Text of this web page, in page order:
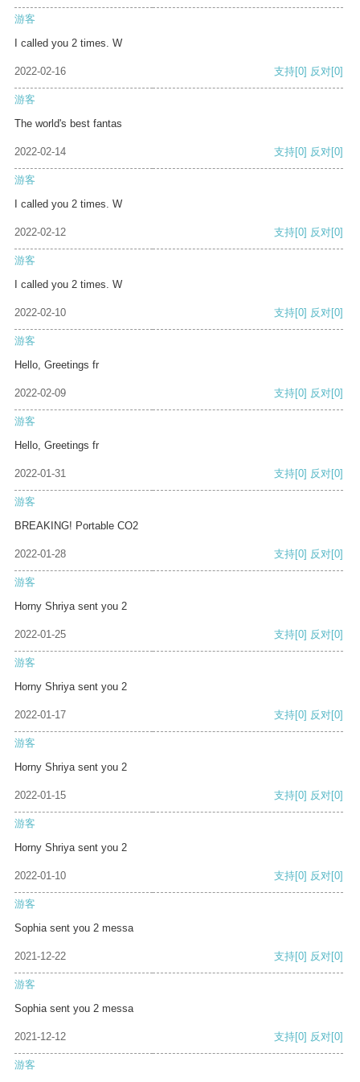
游客
I called you 2 times. W
2022-02-16 支持[0] 反对[0]
游客
The world's best fantas
2022-02-14 支持[0] 反对[0]
游客
I called you 2 times. W
2022-02-12 支持[0] 反对[0]
游客
I called you 2 times. W
2022-02-10 支持[0] 反对[0]
游客
Hello, Greetings fr
2022-02-09 支持[0] 反对[0]
游客
Hello, Greetings fr
2022-01-31 支持[0] 反对[0]
游客
BREAKING! Portable CO2
2022-01-28 支持[0] 反对[0]
游客
Horny Shriya sent you 2
2022-01-25 支持[0] 反对[0]
游客
Horny Shriya sent you 2
2022-01-17 支持[0] 反对[0]
游客
Horny Shriya sent you 2
2022-01-15 支持[0] 反对[0]
游客
Horny Shriya sent you 2
2022-01-10 支持[0] 反对[0]
游客
Sophia sent you 2 messa
2021-12-22 支持[0] 反对[0]
游客
Sophia sent you 2 messa
2021-12-12 支持[0] 反对[0]
游客